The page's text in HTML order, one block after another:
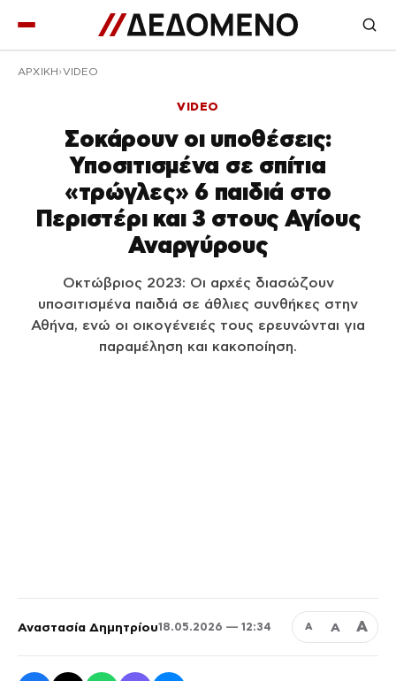
ΑΡΧΙΚΉ VIDEO
VIDEO
Σοκάρουν οι υποθέσεις:
Υποσιτισμένα σε σπίτια
«τρώγλες» 6 παιδιά στο
Περιστέρι και 3 στους Αγίους
Αναργύρους
Οκτώβριος 2023: Οι αρχές διασώζουν
υποσιτισμένα παιδιά σε άθλιες συνθήκες στην
Αθήνα, ενώ οι οικογένειές τους ερευνώνται για
παραμέληση και κακοποίηση.
Αναστασία Δημητρίου18.05.2026 — 12:34 Α Α Α